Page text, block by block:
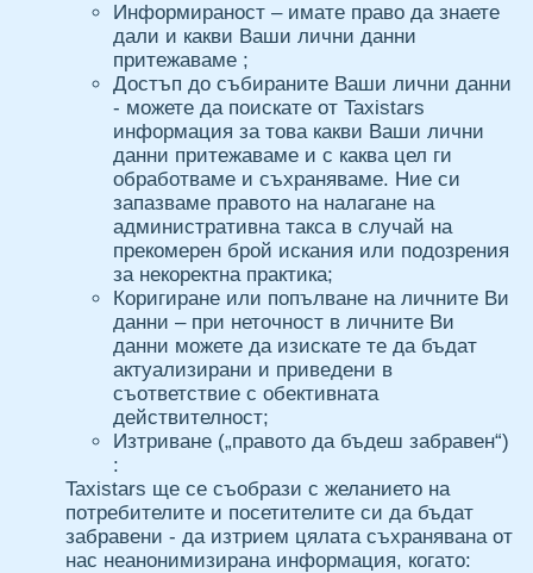
Информираност – имате право да знаете
дали и какви Ваши лични данни
притежаваме ;
Достъп до събираните Ваши лични данни
- можете да поискате от Taxistars
информация за това какви Ваши лични
данни притежаваме и с каква цел ги
обработваме и съхраняваме. Ние си
запазваме правото на налагане на
административна такса в случай на
прекомерен брой искания или подозрения
за некоректна практика;
Коригиране или попълване на личните Ви
данни – при неточност в личните Ви
данни можете да изискате те да бъдат
актуализирани и приведени в
съответствие с обективната
действителност;
Изтриване („правото да бъдеш забравен“)
:
Taxistars ще се съобрази с желанието на
потребителите и посетителите си да бъдат
забравени - да изтрием цялата съхранявана от
нас неанонимизирана информация, когато: